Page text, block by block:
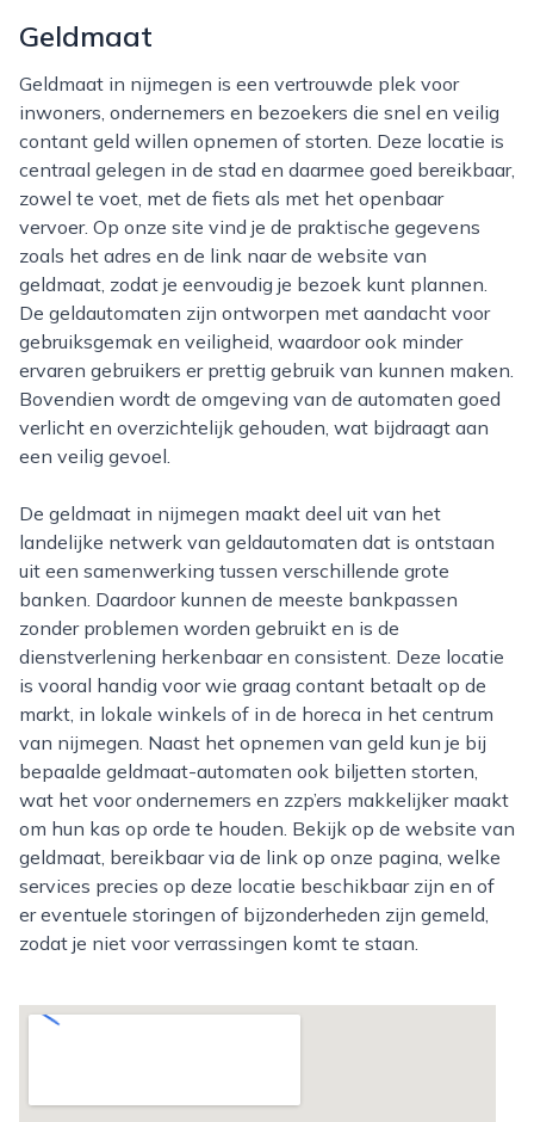
Geldmaat
Geldmaat in nijmegen is een vertrouwde plek voor
inwoners, ondernemers en bezoekers die snel en veilig
contant geld willen opnemen of storten. Deze locatie is
centraal gelegen in de stad en daarmee goed bereikbaar,
zowel te voet, met de fiets als met het openbaar
vervoer. Op onze site vind je de praktische gegevens
zoals het adres en de link naar de website van
geldmaat, zodat je eenvoudig je bezoek kunt plannen.
De geldautomaten zijn ontworpen met aandacht voor
gebruiksgemak en veiligheid, waardoor ook minder
ervaren gebruikers er prettig gebruik van kunnen maken.
Bovendien wordt de omgeving van de automaten goed
verlicht en overzichtelijk gehouden, wat bijdraagt aan
een veilig gevoel.
De geldmaat in nijmegen maakt deel uit van het
landelijke netwerk van geldautomaten dat is ontstaan
uit een samenwerking tussen verschillende grote
banken. Daardoor kunnen de meeste bankpassen
zonder problemen worden gebruikt en is de
dienstverlening herkenbaar en consistent. Deze locatie
is vooral handig voor wie graag contant betaalt op de
markt, in lokale winkels of in de horeca in het centrum
van nijmegen. Naast het opnemen van geld kun je bij
bepaalde geldmaat-automaten ook biljetten storten,
wat het voor ondernemers en zzp’ers makkelijker maakt
om hun kas op orde te houden. Bekijk op de website van
geldmaat, bereikbaar via de link op onze pagina, welke
services precies op deze locatie beschikbaar zijn en of
er eventuele storingen of bijzonderheden zijn gemeld,
zodat je niet voor verrassingen komt te staan.